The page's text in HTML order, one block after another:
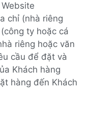
chỉ (nhà riêng
ty hoặc cá
riêng hoặc văn
cầu để đặt và
Khách hàng
hàng đến Khách